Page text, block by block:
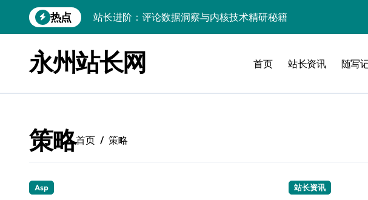
到
热点
站长进阶：评论数据洞察与内核技术精研秘籍
站长必知：强化评论管控，筑牢云安全防线
开发资讯提炼精要：云运维视角下的技术洞察升级
数据驱动交互优化，赋能站长高效运营
云安全护航传媒：数据驱动新防线
永州站长网 首页 站长资讯 随写
策略首页 策略
Asp 站长资讯